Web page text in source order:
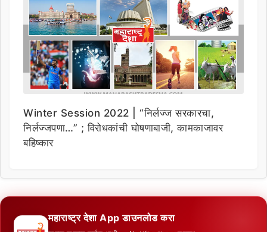
Winter Session 2022 | “निर्लज्ज सरकारचा,
निर्लज्जपणा…” ; विरोधकांची घोषणाबाजी, कामकाजावर
बहिष्कार
महाराष्ट्र देशा App डाउनलोड करा